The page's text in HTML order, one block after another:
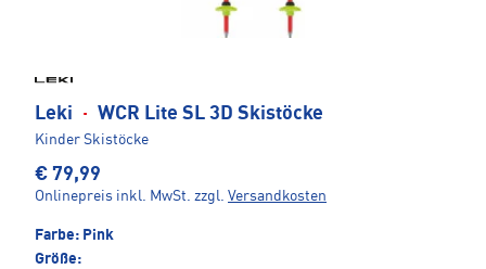
Leki · WCR Lite SL 3D Skistöcke
Kinder Skistöcke
€ 79,99
Onlinepreis inkl. MwSt. zzgl. Versandkosten
Farbe: Pink
Größe: